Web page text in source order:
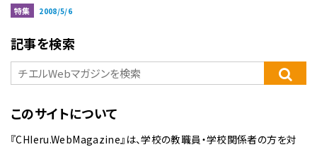
特集 2008/5/6
記事を検索
このサイトについて
『CHIeru.WebMagazine』は、学校の教職員・学校関係者の方を対